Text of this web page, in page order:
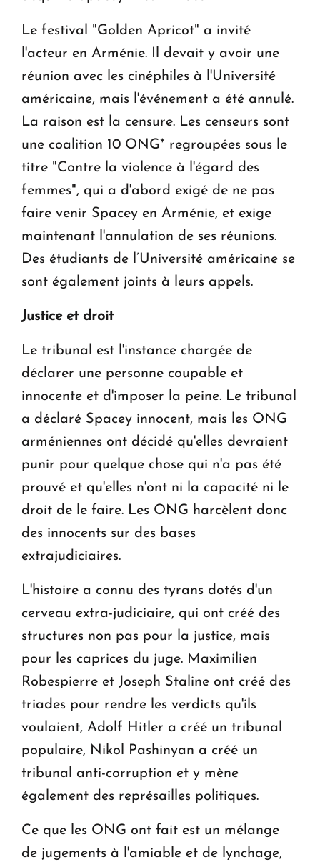
Le festival "Golden Apricot" a invité
l'acteur en Arménie. Il devait y avoir une
réunion avec les cinéphiles à l'Université
américaine, mais l'événement a été annulé.
La raison est la censure. Les censeurs sont
une coalition 10 ONG* regroupées sous le
titre "Contre la violence à l'égard des
femmes", qui a d'abord exigé de ne pas
faire venir Spacey en Arménie, et exige
maintenant l'annulation de ses réunions.
Des étudiants de l’Université américaine se
sont également joints à leurs appels.
Justice et droit
Le tribunal est l'instance chargée de
déclarer une personne coupable et
innocente et d'imposer la peine. Le tribunal
a déclaré Spacey innocent, mais les ONG
arméniennes ont décidé qu'elles devraient
punir pour quelque chose qui n'a pas été
prouvé et qu'elles n'ont ni la capacité ni le
droit de le faire. Les ONG harcèlent donc
des innocents sur des bases
extrajudiciaires.
L'histoire a connu des tyrans dotés d'un
cerveau extra-judiciaire, qui ont créé des
structures non pas pour la justice, mais
pour les caprices du juge. Maximilien
Robespierre et Joseph Staline ont créé des
triades pour rendre les verdicts qu'ils
voulaient, Adolf Hitler a créé un tribunal
populaire, Nikol Pashinyan a créé un
tribunal anti-corruption et y mène
également des représailles politiques.
Ce que les ONG ont fait est un mélange
de jugements à l'amiable et de lynchage,